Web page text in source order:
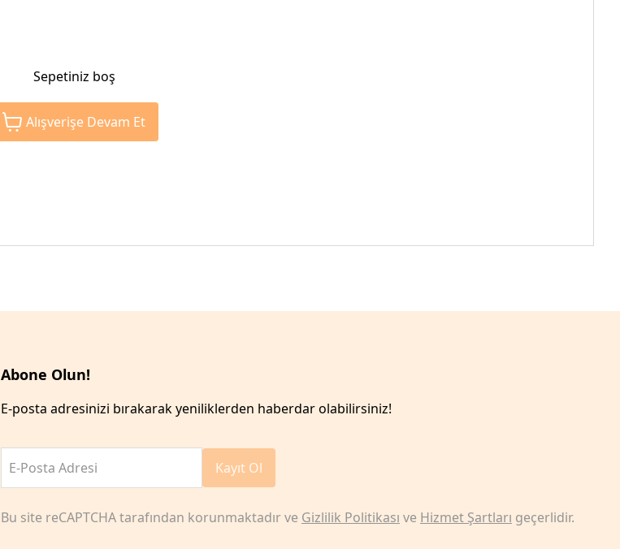
Sepetiniz boş
Alışverişe Devam Et
Abone Olun!
E-posta adresinizi bırakarak yeniliklerden haberdar olabilirsiniz!
E-Posta Adresi Kayıt Ol
Bu site reCAPTCHA tarafından korunmaktadır ve Gizlilik Politikası ve Hizmet Şartları geçerlidir.